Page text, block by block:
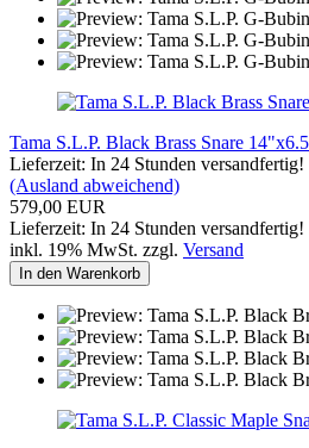
Tama S.L.P. Black Brass Snare
Lieferzeit: In 24 Stunden versandfertig!
(Ausland abweichend)
579,00 EUR
Lieferzeit: In 24 Stunden versandfertig!
inkl. 19% MwSt. zzgl. Versand
In den Warenkorb